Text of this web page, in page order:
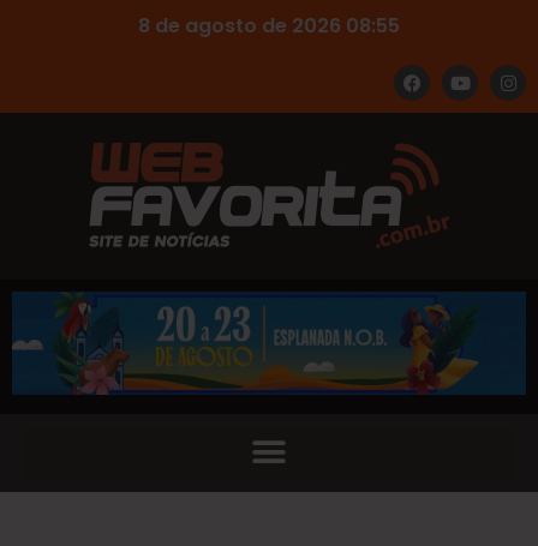
8 de agosto de 2026 08:55